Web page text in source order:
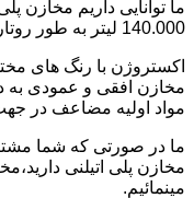
140.000 لیتر به طور روتاری و دوجداره در قالب های روش
اکستروژن با رنگ های
مخازن افقی و عمودی به
مواد اولیه مضاعف در
ما در صورتی که شما
مخازن پلی اتیلنی
مینمائیم.